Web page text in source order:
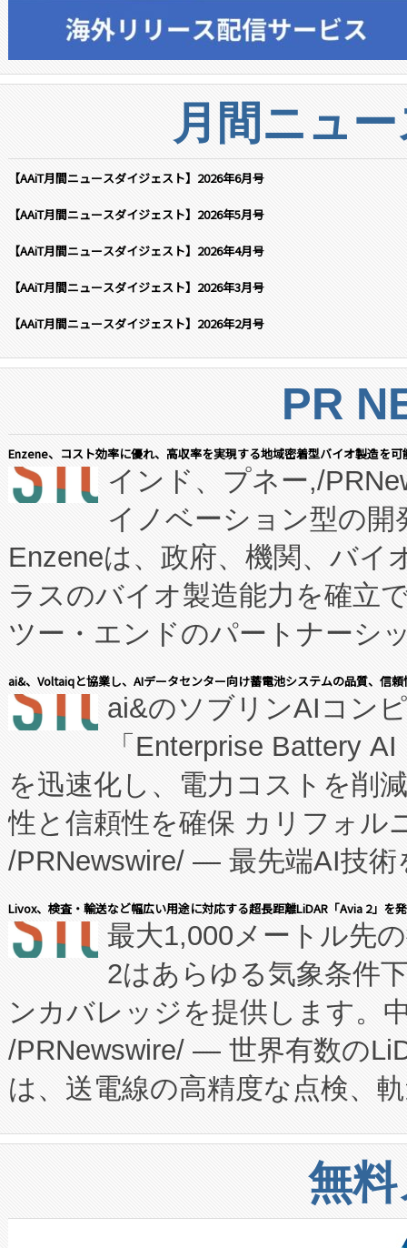
月間ニュ
【AAiT月間ニュースダイジェスト】2026年6月号
【AAiT月間ニュースダイジェスト】2026年5月号
【AAiT月間ニュースダイジェスト】2026年4月号
【AAiT月間ニュースダイジェスト】2026年3月号
【AAiT月間ニュースダイジェスト】2026年2月号
PR
Enzene、コスト効率に優れ、高収率を実現する地域密着型バイオ製造を
インド、プネー,/
イノベーション型の
Enzeneは、政府、機関、バイ
ラスのバイオ製造能力を確立
ツー・エンドのパートナーシ
表しました。 同社の実績ある
manufacturing™ (FCCM™) プ
たNeXは、バイオ医薬品製造
従来のフェッドバッチ施設の
に、患者やサプライチェーン
キー方式で拡張性が高く、持
す。FCCM‑を活用した現地生
患者にとっての費用負担を大
のアクセスを大幅に拡大する
Fully-Connected Continuous
プログラムには、施設設計・
に関する技術移転および知的
構造化トレーニングカリキュ
上げおよび商用化段階におけ
設備整備および立ち上げ調整
ai&、Voltaiqと協業し、AIデータセンター向け蓄電池システムの品質、信
ai&のソブリンAIコン
「Enterprise Battery
を迅速化し、電力コストを削
性と信頼性を確保 カリフォル
/PRNewswire/ — 最先端AI技術
会社エーアイ・アンド：本社
President原信平）と、エンタ
ードするVoltaiqは、日本にあ
ーエネルギー貯蔵システム（
た。 Voltaiq独自のAI搭載プラ
定、統合、導入、運用に至る
安全性を追跡し、確保する事
増加しているデータセンター
る電力網に大きな負担をかけ
Livox、検査・輸送など幅広い用途に対応する超長距離LiDAR「Avia 2」を
最大1,000メートル先
2はあらゆる気象条件
ンカバレッジを提供します。
/PRNewswire/ — 世界有数の
は、送電線の高精度な点検、
や穀物倉庫におけるバルク材
リューション「Avia 2」を発
したAvia 2は、1,000メート
狭視野のFOVを切り替えるこ
無